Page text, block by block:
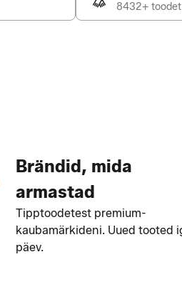
8432+ toodet
Brändid, mida
armastad
Tipptoodetest premium-
kaubamärkideni. Uued tooted
päev.